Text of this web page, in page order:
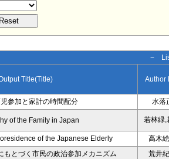
−
Title(Title) Author
参加と家計の時間配分 水落
of the Family in Japan 若林緑,
of the Japanese Elderly
高木
もとづく市民の政治参加メカニズム
荒井